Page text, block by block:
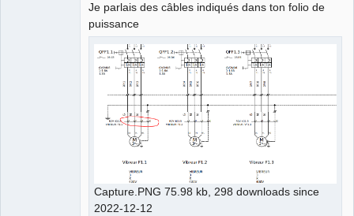
Je parlais des câbles indiqués dans ton folio de
puissance
Capture.PNG 75.98 kb, 298 downloads since
2022-12-12